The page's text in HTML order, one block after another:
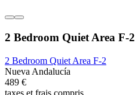
2 Bedroom Quiet Area F-2
2 Bedroom Quiet Area F-2
Nueva Andalucía
489 €
taxes et frais compris